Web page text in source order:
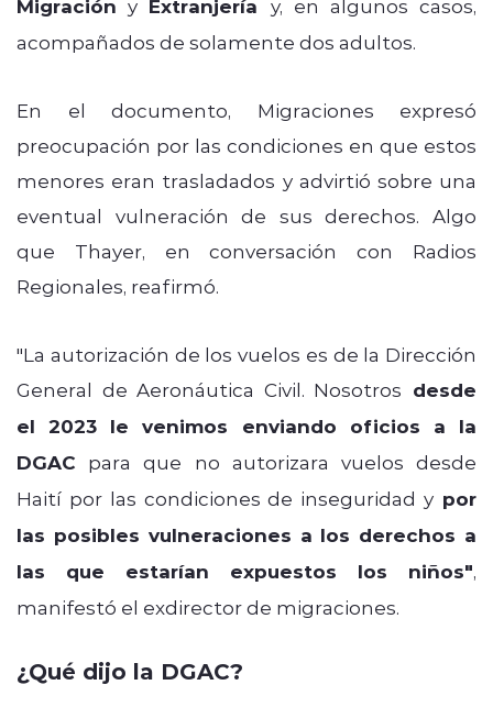
Migración y Extranjería y, en algunos casos,
acompañados de solamente dos adultos.
En el documento, Migraciones expresó
preocupación por las condiciones en que estos
menores eran trasladados y advirtió sobre una
eventual vulneración de sus derechos. Algo
que Thayer, en conversación con Radios
Regionales, reafirmó.
"La autorización de los vuelos es de la Dirección
General de Aeronáutica Civil. Nosotros desde
el 2023 le venimos enviando oficios a la
DGAC para que no autorizara vuelos desde
Haití por las condiciones de inseguridad y por
las posibles vulneraciones a los derechos a
las que estarían
expuestos los niños",
manifestó el exdirector de migraciones.
¿Qué dijo la DGAC?